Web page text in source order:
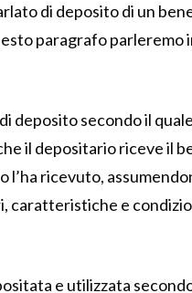
di deposito di un
paragrafo parleremo
deposito secondo il
il depositario riceve il
l’ha ricevuto,
caratteristiche e
e utilizzata